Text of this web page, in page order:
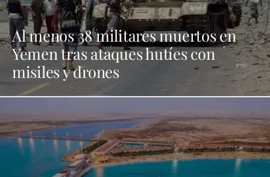
Al menos 38 militares muertos en
Yemen tras ataques hutíes con
misiles y drones